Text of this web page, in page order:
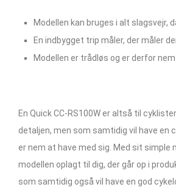
Modellen kan bruges i alt slagsvejr,
En indbygget trip måler, der måler
Modellen er trådløs og er derfor
En Quick CC-RS100W er altså til
detaljen, men som samtidig vil have en
er nem at have med sig. Med sit simple
modellen oplagt til dig, der går op i
som samtidig også vil have en god